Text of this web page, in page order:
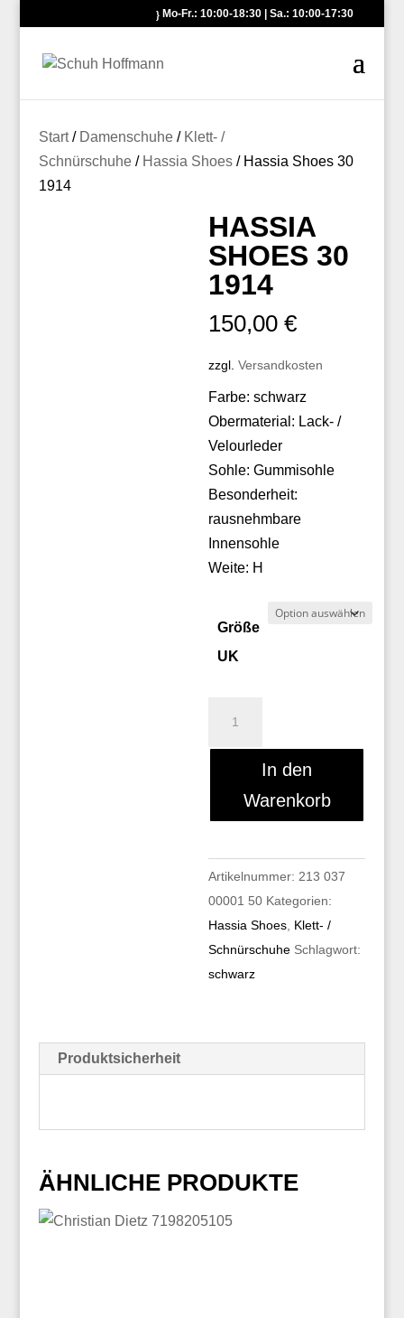
Mo-Fr.: 10:00-18:30 | Sa.: 10:00-17:30
Start/ Damenschuhe/ Klett- /
Schnürschuhe/ Hassia Shoes/ Hassia Shoes 30
1914
HASSIA
SHOES 30
1914
150,00€
zzgl.Versandkosten
Farbe: schwarz
Obermaterial: Lack- /
Velourleder
Sohle: Gummisohle
Besonderheit:
rausnehmbare
Innensohle
Weite: H
Größe
UK
Menge
In den
Warenkorb
Artikelnummer: 213 037
00001 50 Kategorien:
Hassia Shoes Klett- /
Schnürschuhe Schlagwort:
schwarz
Produktsicherheit
ÄHNLICHE PRODUKTE